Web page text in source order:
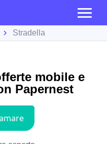
Stradella